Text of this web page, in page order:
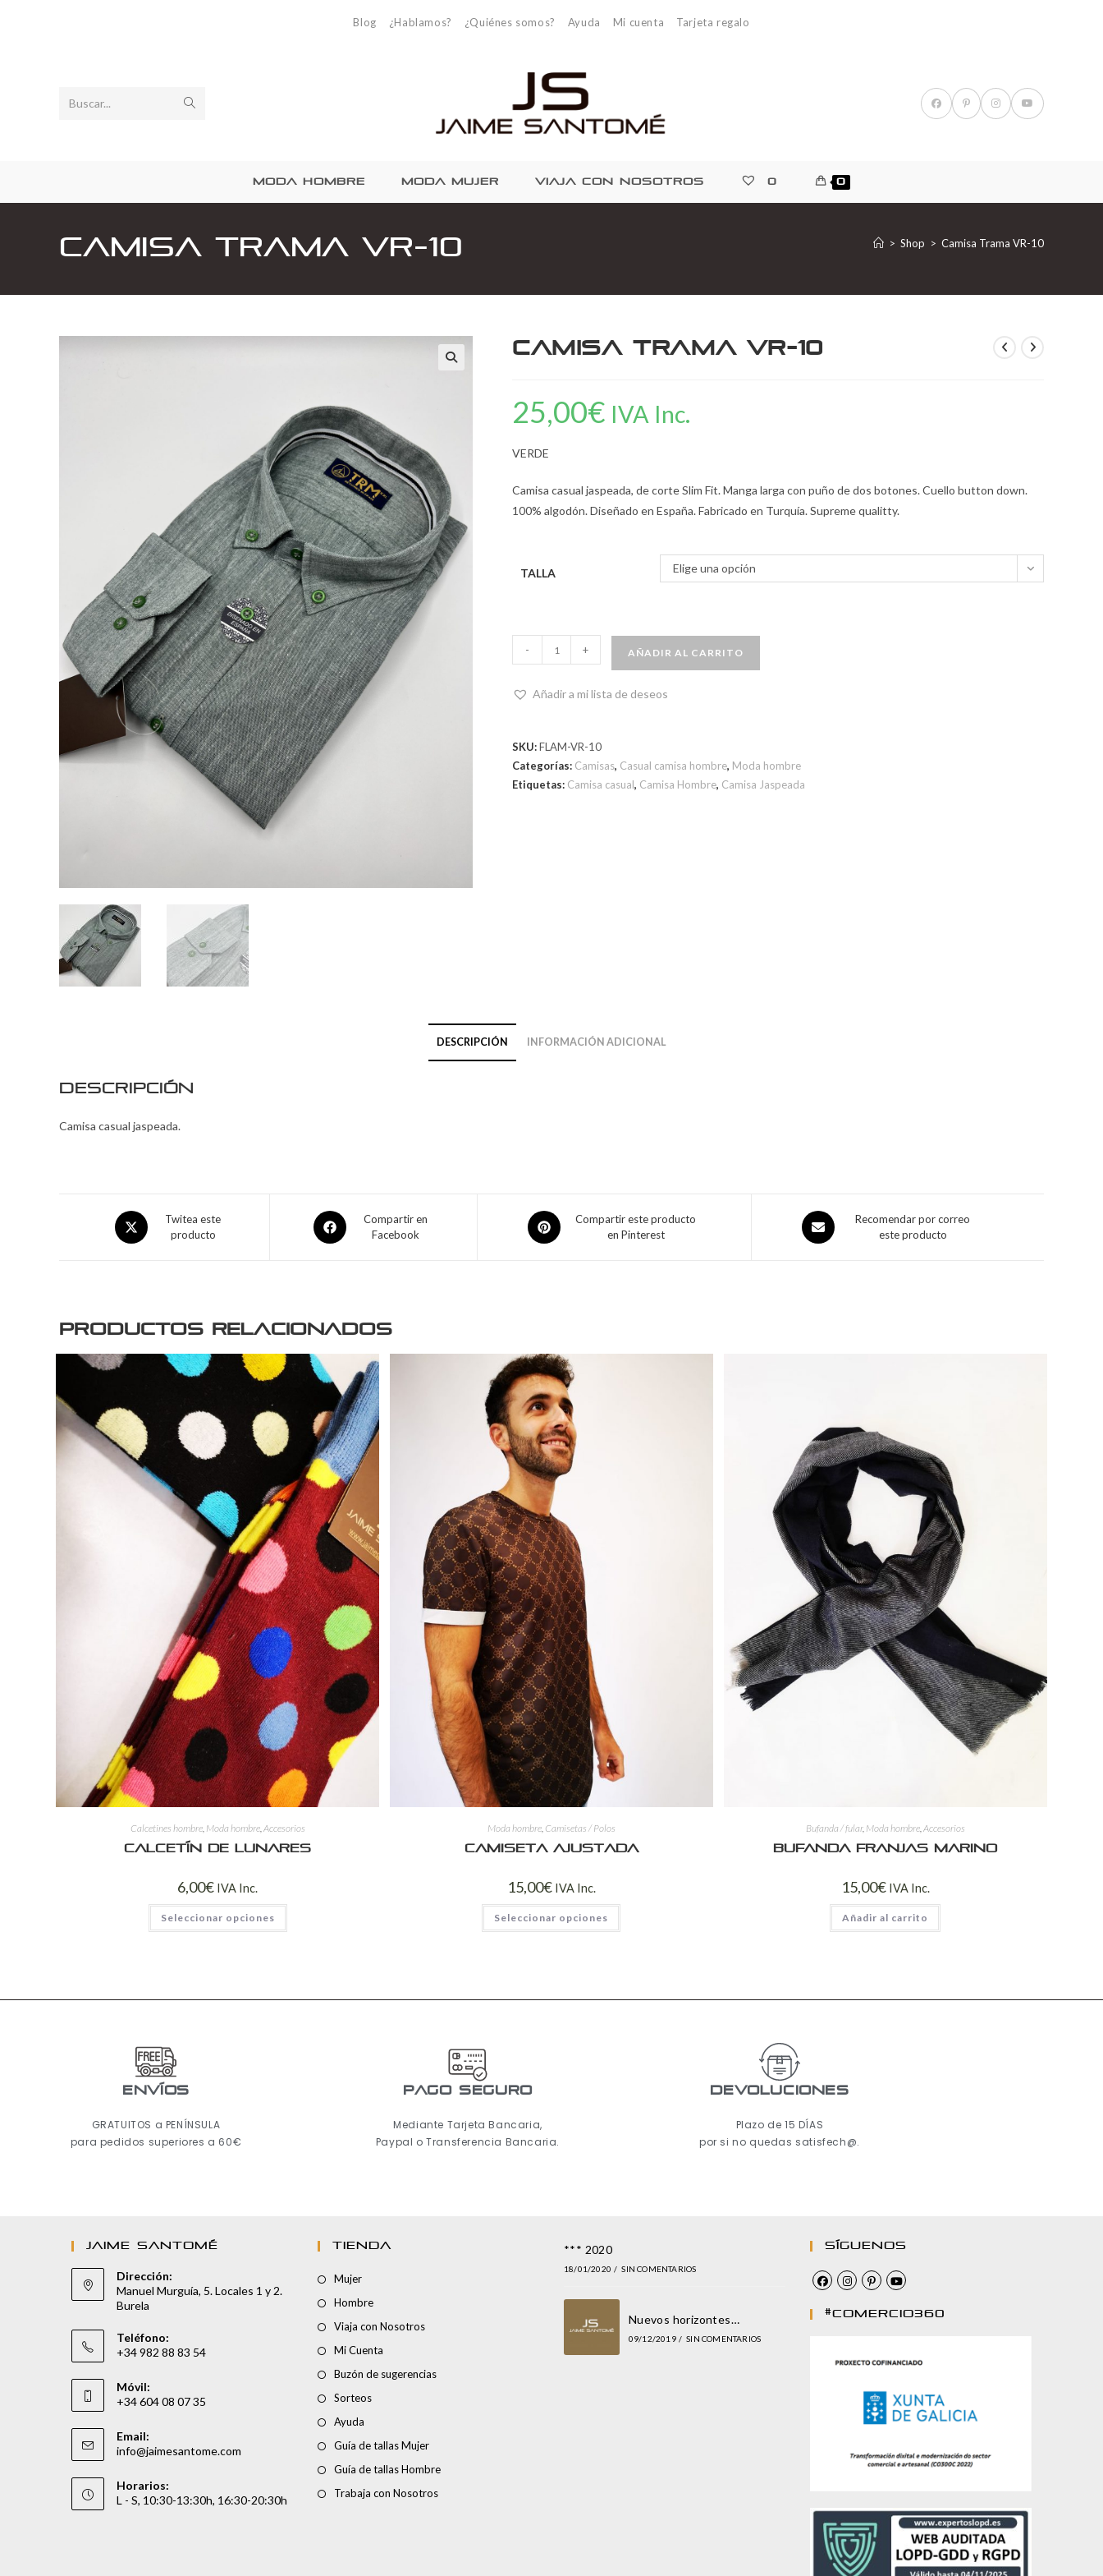
Blog ¿Hablamos? ¿Quiénes somos? Ayuda Mi cuenta Tarjeta regalo
Buscar...
MODA HOMBRE MODA MUJER VIAJA CON NOSOTROS 0 0
Camisa Trama VR-10 > Shop > Camisa Trama VR-10
Camisa Trama VR-10
25,00€ IVA Inc.
VERDE
Camisa casual jaspeada, de corte Slim Fit. Manga larga con puño de dos botones. Cuello button down.
100% algodón. Diseñado en España. Fabricado en Turquía. Supreme qualitty.
TALLA Elige una opción
- + AÑADIR AL CARRITO
Añadir a mi lista de deseos
SKU:FLAM-VR-10
Categorías: Camisas, Casual camisa hombre, Moda hombre
Etiquetas: Camisa casual, Camisa Hombre, Camisa Jaspeada
DESCRIPCIÓN INFORMACIÓN ADICIONAL
Descripción
Camisa casual jaspeada.
Twitea este
producto
Compartir en
Facebook
Compartir este producto
en Pinterest
Recomendar por correo
este producto
Productos relacionados
Calcetines hombre, Moda hombre, Accesorios
Calcetín de lunares
6,00€ IVA Inc.
Seleccionar opciones
Moda hombre, Camisetas / Polos
Camiseta ajustada
15,00€ IVA Inc.
Seleccionar opciones
Bufanda / fular, Moda hombre, Accesorios
Bufanda franjas marino
15,00€ IVA Inc.
Añadir al carrito
ENVÍOS
GRATUITOS a PENÍNSULA
para pedidos superiores a 60€
pago seguro
Mediante Tarjeta Bancaria,
Paypal o Transferencia Bancaria.
Devoluciones
Plazo de 15 DÍAS
por si no quedas satisfech@.
JAIME SANTOMÉ
Dirección:
Manuel Murguía, 5. Locales 1 y 2.
Burela
Teléfono:
+34 982 88 83 54
Móvil:
+34 604 08 07 35
Email:
info@jaimesantome.com
Horarios:
L - S, 10:30-13:30h, 16:30-20:30h
TIENDA
Mujer
Hombre
Viaja con Nosotros
Mi Cuenta
Buzón de sugerencias
Sorteos
Ayuda
Guía de tallas Mujer
Guía de tallas Hombre
Trabaja con Nosotros
*** 2020
18/01/2020 / SIN COMENTARIOS
Nuevos horizontes…
09/12/2019 / SIN COMENTARIOS
Síguenos
#comercio360